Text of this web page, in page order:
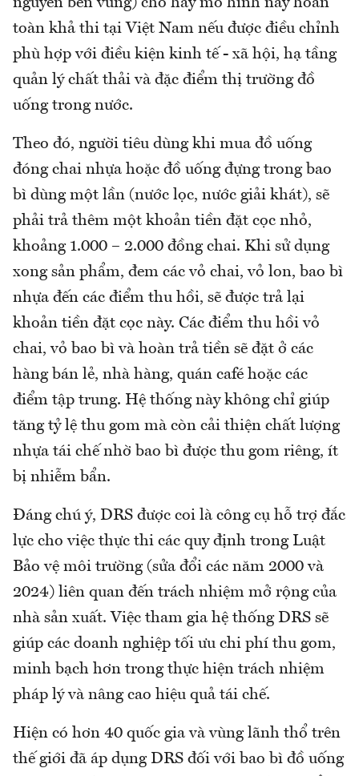
nguyên bền vững) cho hay mô hình này hoàn
toàn khả thi tại Việt Nam nếu được điều chỉnh
phù hợp với điều kiện kinh tế - xã hội, hạ tầng
quản lý chất thải và đặc điểm thị trường đồ
uống trong nước.
Theo đó, người tiêu dùng khi mua đồ uống
đóng chai nhựa hoặc đồ uống đựng trong bao
bì dùng một lần (nước lọc, nước giải khát), sẽ
phải trả thêm một khoản tiền đặt cọc nhỏ,
khoảng 1.000 – 2.000 đồng chai. Khi sử dụng
xong sản phẩm, đem các vỏ chai, vỏ lon, bao bì
nhựa đến các điểm thu hồi, sẽ được trả lại
khoản tiền đặt cọc này. Các điểm thu hồi vỏ
chai, vỏ bao bì và hoàn trả tiền sẽ đặt ở các
hàng bán lẻ, nhà hàng, quán café hoặc các
điểm tập trung. Hệ thống này không chỉ giúp
tăng tỷ lệ thu gom mà còn cải thiện chất lượng
nhựa tái chế nhờ bao bì được thu gom riêng, ít
bị nhiễm bẩn.
Đáng chú ý, DRS được coi là công cụ hỗ trợ đắc
lực cho việc thực thi các quy định trong Luật
Bảo vệ môi trường (sửa đổi các năm 2000 và
2024) liên quan đến trách nhiệm mở rộng của
nhà sản xuất. Việc tham gia hệ thống DRS sẽ
giúp các doanh nghiệp tối ưu chi phí thu gom,
minh bạch hơn trong thực hiện trách nhiệm
pháp lý và nâng cao hiệu quả tái chế.
Hiện có hơn 40 quốc gia và vùng lãnh thổ trên
thế giới đã áp dụng DRS đối với bao bì đồ uống